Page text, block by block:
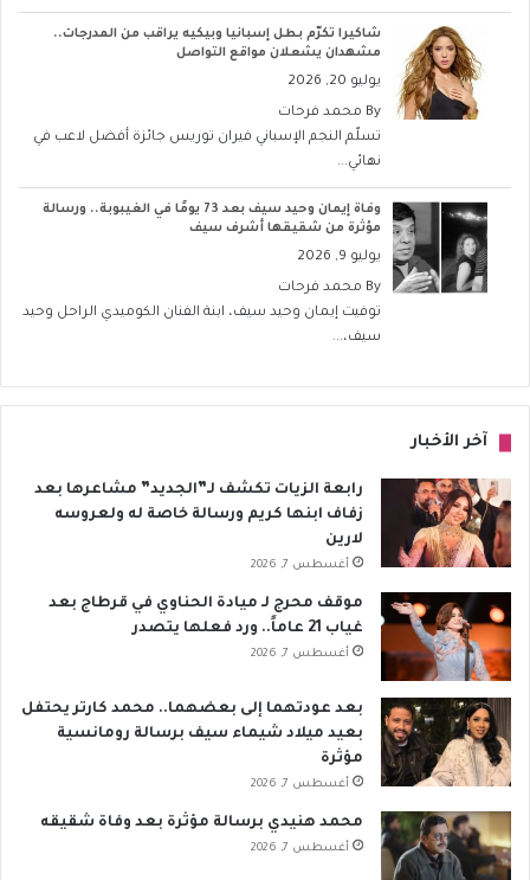
شاكيرا تكرّم بطل إسبانيا وبيكيه يراقب من المدرجات..
مشهدان يشعلان مواقع التواصل
يوليو 20, 2026
By محمد فرحات
تسلّم النجم الإسباني فيران توريس جائزة أفضل لاعب في
نهائي...
وفاة إيمان وحيد سيف بعد 73 يومًا في الغيبوبة.. ورسالة
مؤثرة من شقيقها أشرف سيف
يوليو 9, 2026
By محمد فرحات
توفيت إيمان وحيد سيف، ابنة الفنان الكوميدي الراحل وحيد
سيف،...
آخر الأخبار
رابعة الزيات تكشف لـ”الجديد” مشاعرها بعد
زفاف ابنها كريم ورسالة خاصة له ولعروسه
لارين
أغسطس 7, 2026
موقف محرج لـ ميادة الحناوي في قرطاج بعد
غياب 21 عاماً.. ورد فعلها يتصدر
أغسطس 7, 2026
بعد عودتهما إلى بعضهما.. محمد كارتر يحتفل
بعيد ميلاد شيماء سيف برسالة رومانسية
مؤثرة
أغسطس 7, 2026
محمد هنيدي برسالة مؤثرة بعد وفاة شقيقه
أغسطس 7, 2026